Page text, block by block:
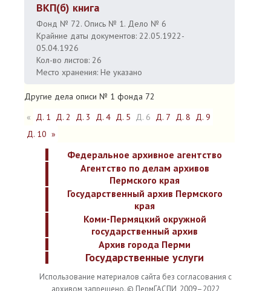
ВКП(б) книга
Фонд № 72. Опись № 1. Дело № 6
Крайние даты документов: 22.05.1922-
05.04.1926
Кол-во листов: 26
Место хранения: Не указано
Другие дела описи № 1 фонда 72
« Д. 1 Д. 2 Д. 3 Д. 4 Д. 5 Д. 6 Д. 7 Д. 8 Д. 9
Д. 10 »
Федеральное архивное агентство
Агентство по делам архивов
Пермского края
Государственный архив Пермского
края
Коми-Пермяцкий окружной
государственный архив
Архив города Перми
Государственные услуги
Использование материалов сайта без согласования с
архивом запрещено. © ПермГАСПИ, 2009–2022